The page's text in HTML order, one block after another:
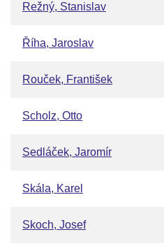
Režný, Stanislav
Říha, Jaroslav
Rouček, František
Scholz, Otto
Sedláček, Jaromír
Skála, Karel
Skoch, Josef